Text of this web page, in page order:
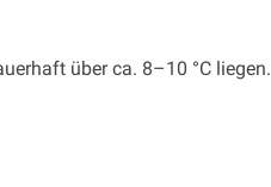
über ca. 8–10 °C liegen.